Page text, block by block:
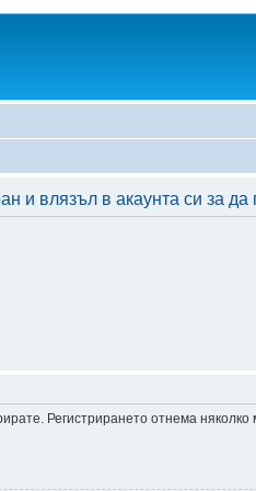
и влязъл в акаунта си за
Регистрирането отнема